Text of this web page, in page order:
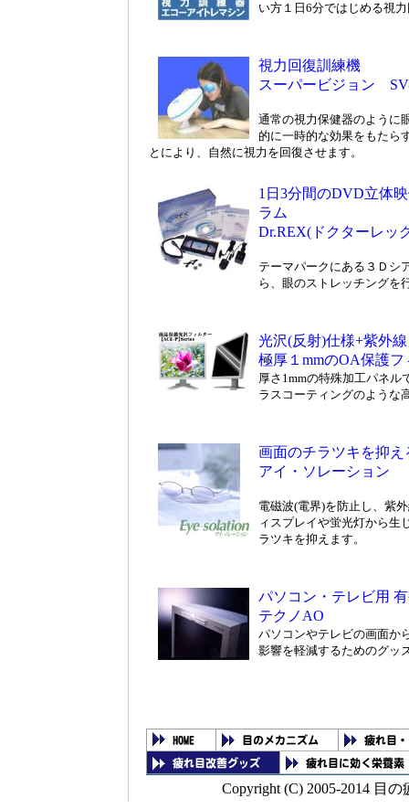
い方１日6分ではじめる視
視力回復訓練機
スーパービジョン
通常の視力保健器のように
的に一時的な効果をもたら
とにより、自然に視力を回復させます。
1日3分間のDVD立体
ラム
Dr.REX(ドクターレッ
テーマパークにある３Ｄシ
ら、眼のストレッチングを
光沢(反射)仕様+紫外
極厚１mmのOA保護フ
厚さ1mmの特殊加工パネル
ラスコーティングのような
画面のチラツキを抑
アイ・ソレーション
電磁波(電界)を防止し、紫
ィスプレイや蛍光灯から生
ラツキを抑えます。
パソコン・テレビ用
テクノAO
パソコンやテレビの画面か
影響を軽減するためのグッ
Copyright (C) 2005-2014 目